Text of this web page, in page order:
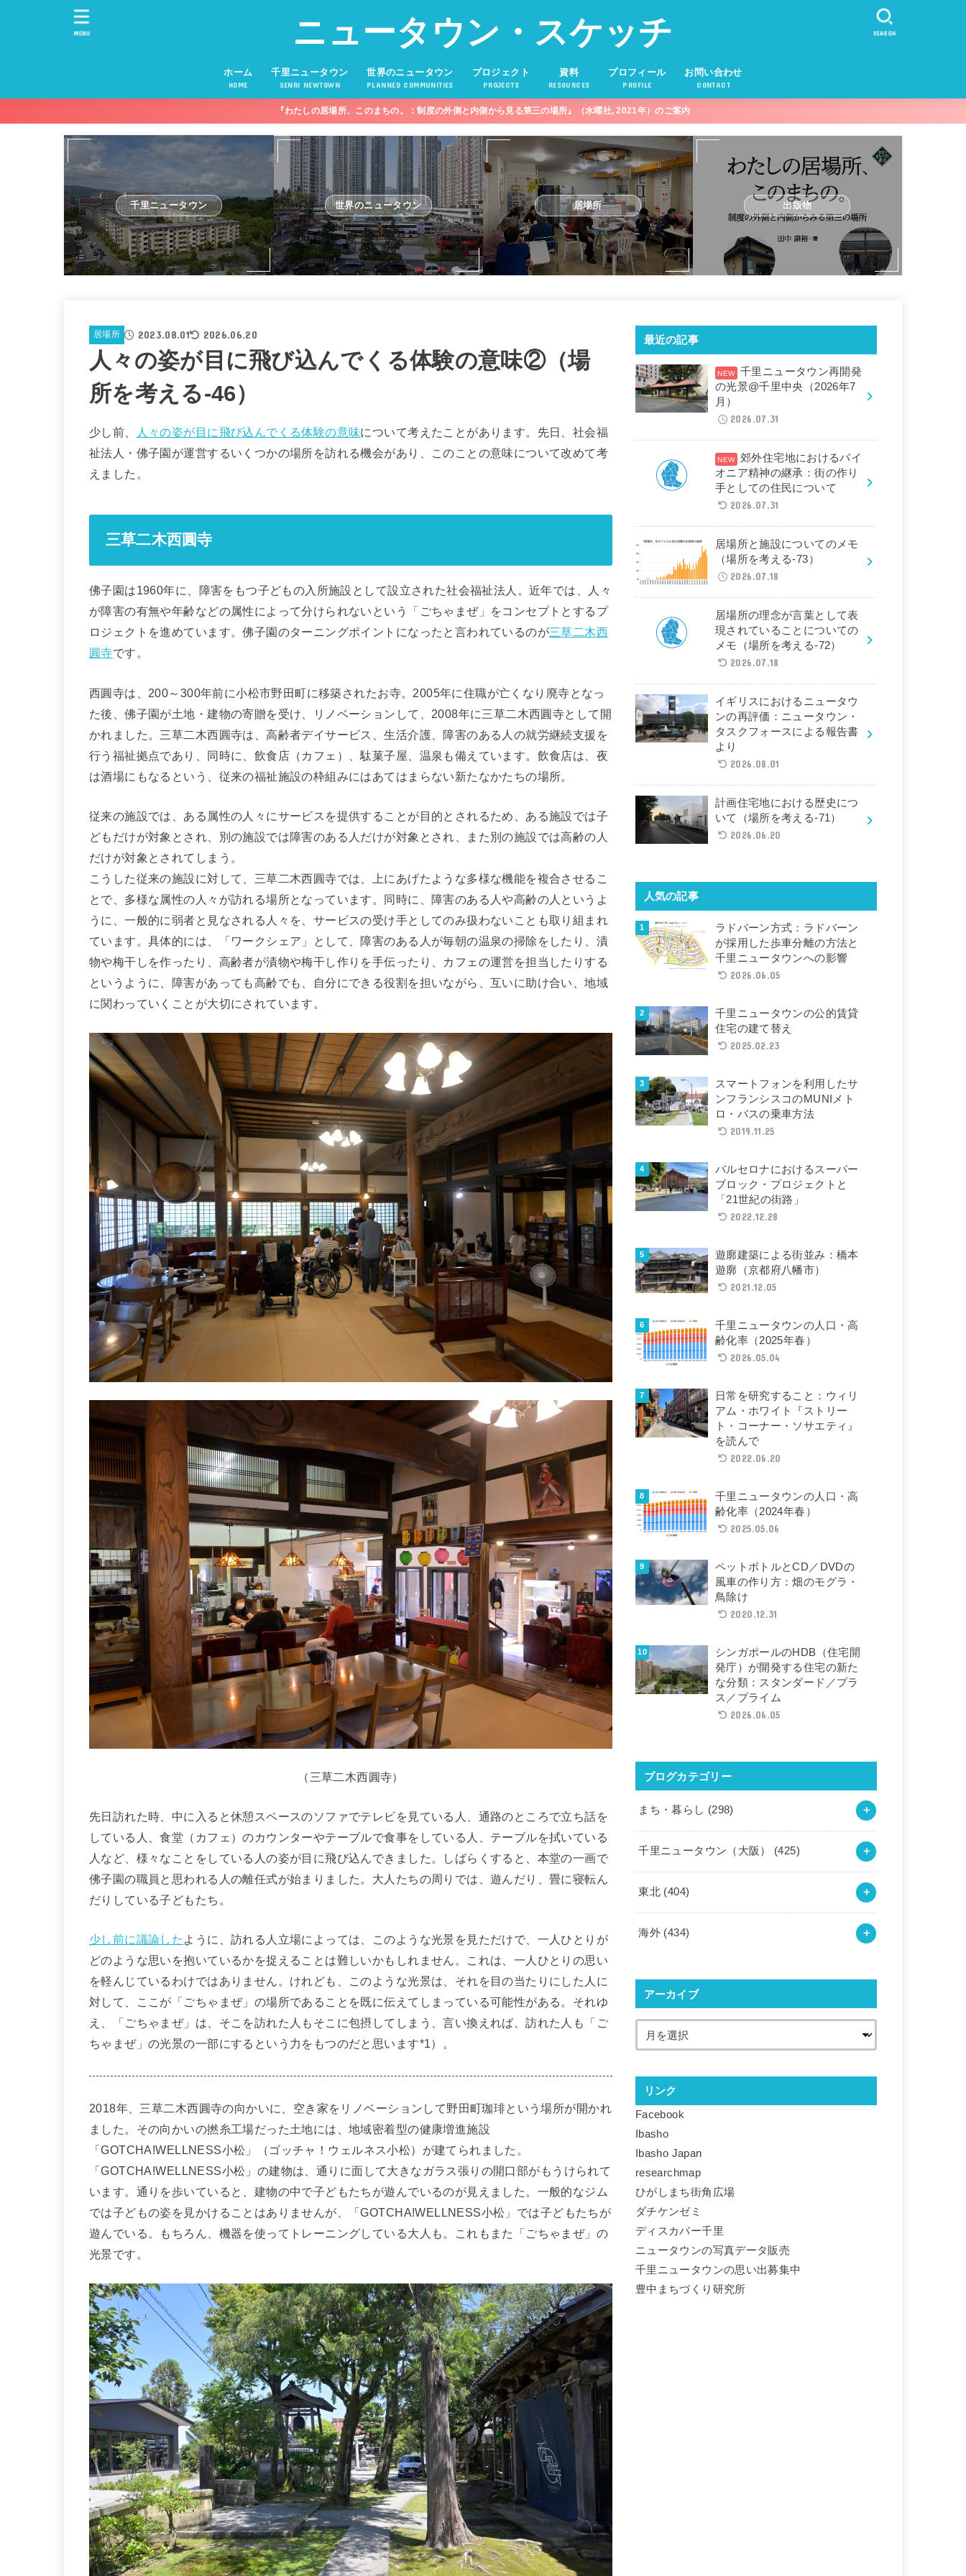
ニュータウン・スケッチ
ホーム
HOME
千里ニュータウン
SENRI NEWTOWN
世界のニュータウン
PLANNED COMMUNITIES
プロジェクト
PROJECTS
資料
RESOURCES
プロフィール
PROFILE
お問い合わせ
CONTACT
SEARCH
MENU
『わたしの居場所、このまちの。：制度の外側と内側から見る第三の場所』（水曜社, 2021年）のご案内
千里ニュータウン 世界のニュータウン 居場所 出版物
居場所 2023.08.01 2026.06.20
人々の姿が目に飛び込んでくる体験の意味②（場
所を考える-46）
少し前、 人々の姿が目に飛び込んでくる体験の意味について考えたことがあります。先日、社会福
祉法人・佛子園が運営するいくつかの場所を訪れる機会があり、このことの意味について改めて考
えました。
三草二木西圓寺
佛子園は1960年に、障害をもつ子どもの入所施設として設立された社会福祉法人。近年では、人々
が障害の有無や年齢などの属性によって分けられないという「ごちゃまぜ」をコンセプトとするプ
ロジェクトを進めています。佛子園のターニングポイントになったと言われているのが三草二木西
圓寺です。
西圓寺は、200～300年前に小松市野田町に移築されたお寺。2005年に住職が亡くなり廃寺となっ
た後、佛子園が土地・建物の寄贈を受け、リノベーションして、2008年に三草二木西圓寺として開
かれました。三草二木西圓寺は、高齢者デイサービス、生活介護、障害のある人の就労継続支援を
行う福祉拠点であり、同時に、飲食店（カフェ）、駄菓子屋、温泉も備えています。飲食店は、夜
は酒場にもなるという、従来の福祉施設の枠組みにはあてはまらない新たなかたちの場所。
従来の施設では、ある属性の人々にサービスを提供することが目的とされるため、ある施設では子
どもだけが対象とされ、別の施設では障害のある人だけが対象とされ、また別の施設では高齢の人
だけが対象とされてしまう。
こうした従来の施設に対して、三草二木西圓寺では、上にあげたような多様な機能を複合させるこ
とで、多様な属性の人々が訪れる場所となっています。同時に、障害のある人や高齢の人というよ
うに、一般的に弱者と見なされる人々を、サービスの受け手としてのみ扱わないことも取り組まれ
ています。具体的には、「ワークシェア」として、障害のある人が毎朝の温泉の掃除をしたり、漬
物や梅干しを作ったり、高齢者が漬物や梅干し作りを手伝ったり、カフェの運営を担当したりする
というように、障害があっても高齢でも、自分にできる役割を担いながら、互いに助け合い、地域
に関わっていくことが大切にされています。
（三草二木西圓寺）
先日訪れた時、中に入ると休憩スペースのソファでテレビを見ている人、通路のところで立ち話を
している人、食堂（カフェ）のカウンターやテーブルで食事をしている人、テーブルを拭いている
人など、様々なことをしている人の姿が目に飛び込んできました。しばらくすると、本堂の一画で
佛子園の職員と思われる人の離任式が始まりました。大人たちの周りでは、遊んだり、畳に寝転ん
だりしている子どもたち。
少し前に議論した ように、訪れる人立場によっては、このような光景を見ただけで、一人ひとりが
どのような思いを抱いているかを捉えることは難しいかもしれません。これは、一人ひとりの思い
を軽んじているわけではありません。けれども、このような光景は、それを目の当たりにした人に
対して、ここが「ごちゃまぜ」の場所であることを既に伝えてしまっている可能性がある。それゆ
え、「ごちゃまぜ」は、そこを訪れた人もそこに包摂してしまう、言い換えれば、訪れた人も「ご
ちゃまぜ」の光景の一部にするという力をもつのだと思います*1）。
2018年、三草二木西圓寺の向かいに、空き家をリノベーションして野田町珈琲という場所が開かれ
ました。その向かいの撚糸工場だった土地には、地域密着型の健康増進施設
「GOTCHA!WELLNESS小松」（ゴッチャ！ウェルネス小松）が建てられました。
「GOTCHA!WELLNESS小松」の建物は、通りに面して大きなガラス張りの開口部がもうけられて
います。通りを歩いていると、建物の中で子どもたちが遊んでいるのが見えました。一般的なジム
では子どもの姿を見かけることはありませんが、「GOTCHA!WELLNESS小松」では子どもたちが
遊んでいる。もちろん、機器を使ってトレーニングしている大人も。これもまた「ごちゃまぜ」の
光景です。
最近の記事
千里ニュータウン再開発
の光景@千里中央（2026年7
月）
2026.07.31
郊外住宅地におけるパイ
オニア精神の継承：街の作り
手としての住民について
2026.07.31
居場所と施設についてのメモ
（場所を考える-73）
2026.07.18
居場所の理念が言葉として表
現されていることについての
メモ（場所を考える-72）
2026.07.18
イギリスにおけるニュータウ
ンの再評価：ニュータウン・
タスクフォースによる報告書
より
2026.08.01
計画住宅地における歴史につ
いて（場所を考える-71）
2026.06.20
人気の記事
ラドバーン方式：ラドバーン
が採用した歩車分離の方法と
千里ニュータウンへの影響
2026.06.05
千里ニュータウンの公的賃貸
住宅の建て替え
2025.02.23
スマートフォンを利用したサ
ンフランシスコのMUNIメト
ロ・バスの乗車方法
2019.11.25
バルセロナにおけるスーパー
ブロック・プロジェクトと
「21世紀の街路」
2022.12.28
遊廓建築による街並み：橋本
遊廓（京都府八幡市）
2021.12.05
千里ニュータウンの人口・高
齢化率（2025年春）
2026.05.04
日常を研究すること：ウィリ
アム・ホワイト『ストリー
ト・コーナー・ソサエティ』
を読んで
2022.06.20
千里ニュータウンの人口・高
齢化率（2024年春）
2025.05.06
ペットボトルとCD／DVDの
風車の作り方：畑のモグラ・
鳥除け
2020.12.31
シンガポールのHDB（住宅開
発庁）が開発する住宅の新た
な分類：スタンダード／プラ
ス／プライム
2026.06.05
ブログカテゴリー
まち・暮らし (298)
千里ニュータウン（大阪） (425)
東北 (404)
海外 (434)
アーカイブ
リンク
Facebook
Ibasho
Ibasho Japan
researchmap
ひがしまち街角広場
ダチケンゼミ
ディスカバー千里
ニュータウンの写真データ販売
千里ニュータウンの思い出募集中
豊中まちづくり研究所